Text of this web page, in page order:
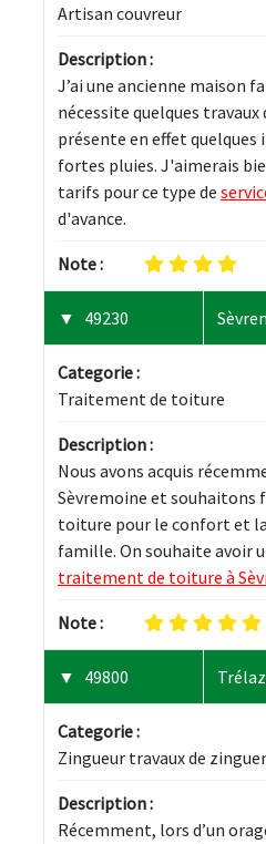
Artisan couvreur
Description :
J’ai une ancienne maison
nécessite quelques
présente en effet
fortes pluies. J'aimerais
tarifs pour ce type de
d'avance.
Note :
49230
Categorie :
Traitement de toiture
Description :
Nous avons acquis
Sèvremoine et souhaitons
toiture pour le confort et
famille. On souhaite avoir
traitement de toiture à
Note :
49800
Categorie :
Zingueur travaux de
Description :
Récemment, lors d’un